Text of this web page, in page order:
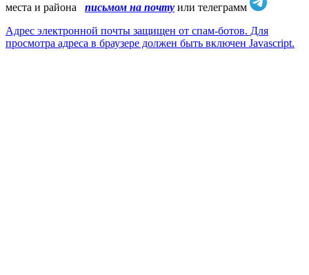
места и района
письмом на почту или телеграмм
Адрес электронной почты защищен от спам-ботов. Для
просмотра адреса в браузере должен быть включен Javascript.